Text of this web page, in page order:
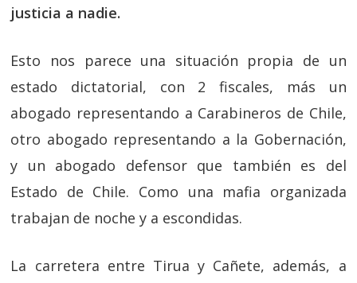
justicia a nadie.
Esto nos parece una situación propia de un
estado dictatorial, con 2 fiscales, más un
abogado representando a Carabineros de Chile,
otro abogado representando a la Gobernación,
y un abogado defensor que también es del
Estado de Chile. Como una mafia organizada
trabajan de noche y a escondidas.
La carretera entre Tirua y Cañete, además, a